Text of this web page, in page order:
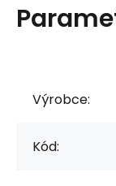
Výrobce:
Kód: